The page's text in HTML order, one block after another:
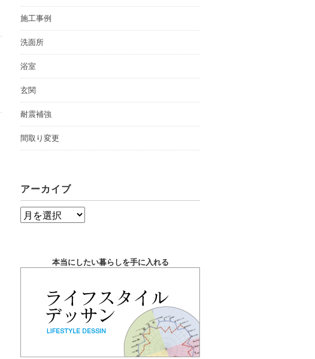
施工事例
洗面所
浴室
玄関
耐震補強
間取り変更
アーカイブ
ア
イ
本当にしたい暮らしを手に入れる